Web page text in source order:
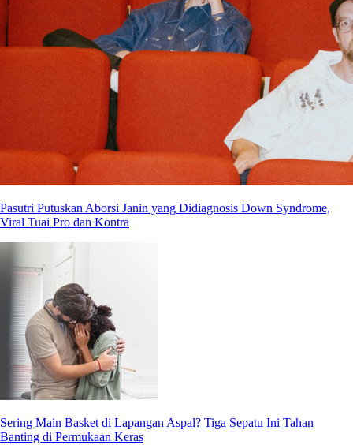
Pasutri Putuskan Aborsi Janin yang Didiagnosis Down Syndrome,
Viral Tuai Pro dan Kontra
Sering Main Basket di Lapangan Aspal? Tiga Sepatu Ini Tahan
Banting di Permukaan Keras